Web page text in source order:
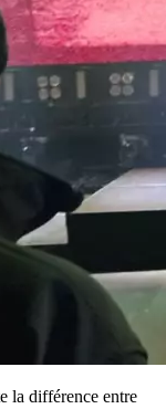
la différence entre